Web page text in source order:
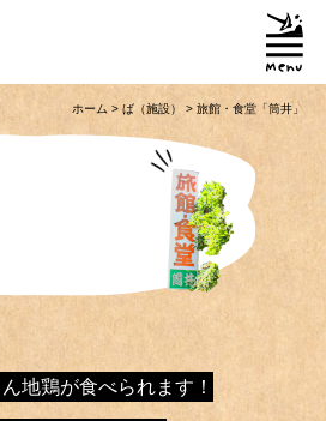
ホーム >ば（施設） >旅館・食堂「筒井」
地鶏が食べられます！